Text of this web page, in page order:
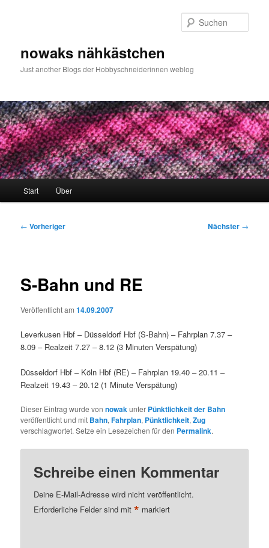
nowaks nähkästchen
Just another Blogs der Hobbyschneiderinnen weblog
Start Über
Beitragsnavigation
← Vorheriger Nächster →
S-Bahn und RE
Veröffentlicht am14.09.2007
Leverkusen Hbf – Düsseldorf Hbf (S-Bahn) – Fahrplan 7.37 –
8.09 – Realzeit 7.27 – 8.12 (3 Minuten Verspätung)
Düsseldorf Hbf – Köln Hbf (RE) – Fahrplan 19.40 – 20.11 –
Realzeit 19.43 – 20.12 (1 Minute Verspätung)
Dieser Eintrag wurde vonnowakunter Pünktlichkeit der Bahn
veröffentlicht und mit Bahn,Fahrplan, Pünktlichkeit,Zug
verschlagwortet. Setze ein Lesezeichen für den Permalink.
Schreibe einen Kommentar
Deine E-Mail-Adresse wird nicht veröffentlicht.
Erforderliche Felder sind mit* markiert